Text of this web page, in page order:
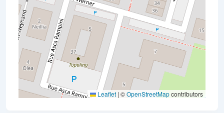
Leaflet | ©OpenStreetMapcontributors